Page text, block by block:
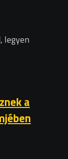
legyen
a